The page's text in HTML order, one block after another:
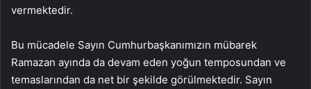
vermektedir.
Bu mücadele Sayın Cumhurbaşkanımızın mübarek
Ramazan ayında da devam eden yoğun temposundan ve
temaslarından da net bir şekilde görülmektedir. Sayın